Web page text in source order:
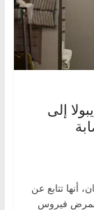
إلى
أنها تتابع عن
بمرض فيروس